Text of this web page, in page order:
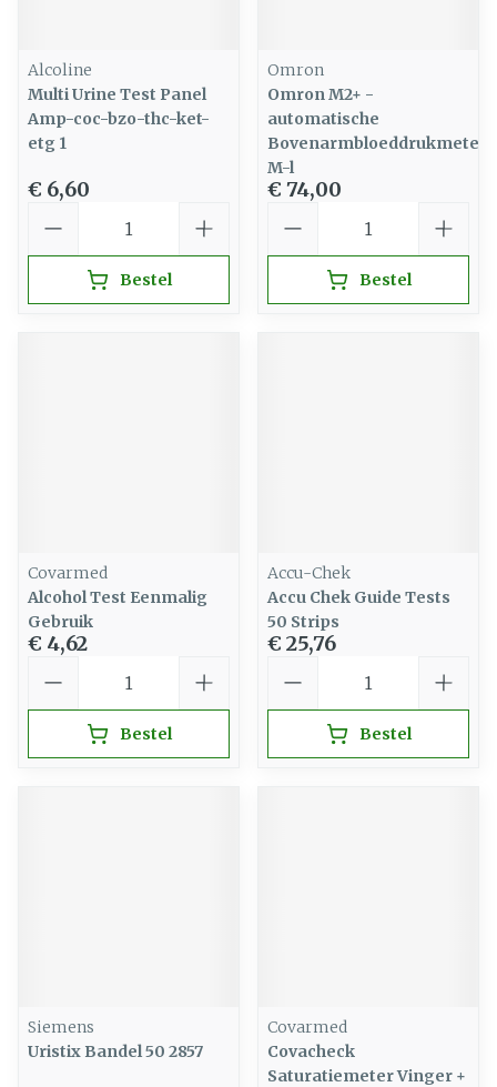
Alcoline
Multi Urine Test Panel
Amp-coc-bzo-thc-ket-
etg 1
€ 6,60
Bestel
Omron
Omron M2+ -
automatische
Bovenarmbloeddrukmeter
M-l
€ 74,00
Bestel
Covarmed
Alcohol Test Eenmalig
Gebruik
€ 4,62
Bestel
Accu-Chek
Accu Chek Guide Tests
50 Strips
€ 25,76
Bestel
Siemens
Uristix Bandel 50 2857
Covarmed
Covacheck
Saturatiemeter Vinger +